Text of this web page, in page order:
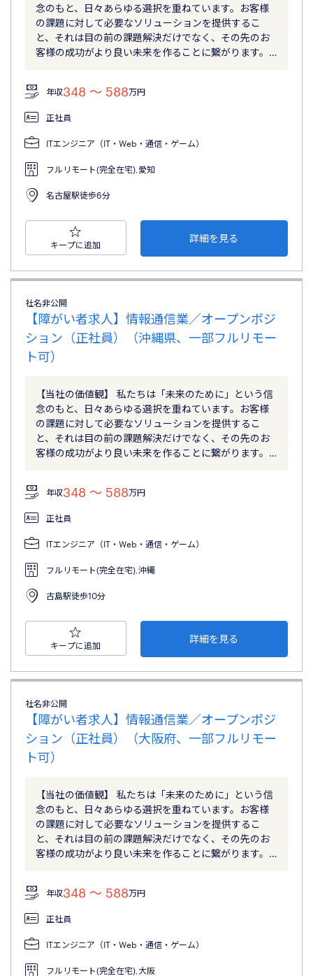
念のもと、日々あらゆる選択を重ねています。お客様
の課題に対して必要なソリューションを提供するこ
と、それは目の前の課題解決だけでなく、その先のお
客様の成功がより良い未来を作ることに繋がります。…
年収348 〜 588万円
正社員
ITエンジニア（IT・Web・通信・ゲーム）
フルリモート(完全在宅),愛知
名古屋駅徒歩6分
キープに追加
詳細を見る
社名非公開
【障がい者求人】情報通信業／オープンポジ
ション（正社員）（沖縄県、一部フルリモー
ト可）
【当社の価値観】 私たちは「未来のために」という信
念のもと、日々あらゆる選択を重ねています。お客様
の課題に対して必要なソリューションを提供するこ
と、それは目の前の課題解決だけでなく、その先のお
客様の成功がより良い未来を作ることに繋がります。…
年収348 〜 588万円
正社員
ITエンジニア（IT・Web・通信・ゲーム）
フルリモート(完全在宅),沖縄
古島駅徒歩10分
キープに追加
詳細を見る
社名非公開
【障がい者求人】情報通信業／オープンポジ
ション（正社員）（大阪府、一部フルリモー
ト可）
【当社の価値観】 私たちは「未来のために」という信
念のもと、日々あらゆる選択を重ねています。お客様
の課題に対して必要なソリューションを提供するこ
と、それは目の前の課題解決だけでなく、その先のお
客様の成功がより良い未来を作ることに繋がります。…
年収348 〜 588万円
正社員
ITエンジニア（IT・Web・通信・ゲーム）
フルリモート(完全在宅),大阪